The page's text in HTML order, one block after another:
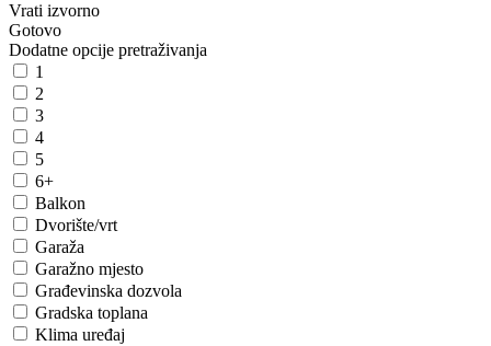
Vrati izvorno
Gotovo
Dodatne opcije pretraživanja
1
2
3
4
5
6+
Balkon
Dvorište/vrt
Garaža
Garažno mjesto
Građevinska dozvola
Gradska toplana
Klima uređaj